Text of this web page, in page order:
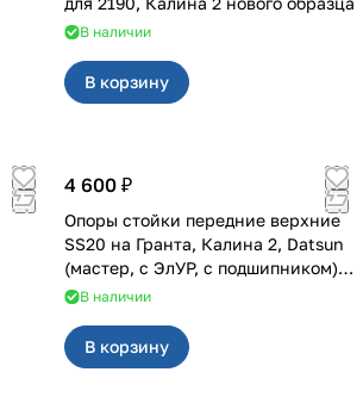
В наличии
В корзину
4 600 ₽
Опоры стойки передние верхние
SS20 на Гранта, Калина 2, Datsun
(мастер, с ЭлУР, с подшипником)
2шт 10123
В наличии
В корзину